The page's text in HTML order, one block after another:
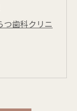
つ歯科クリニ